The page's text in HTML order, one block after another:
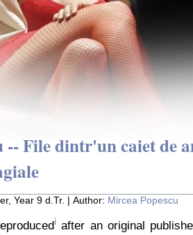
-- File dintr'un caiet de
Year 9 d.Tr. | Author: Mircea Popescu
i after an original